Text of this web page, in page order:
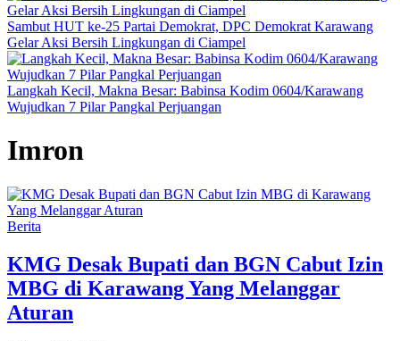
Sambut HUT ke-25 Partai Demokrat, DPC Demokrat Karawang
Gelar Aksi Bersih Lingkungan di Ciampel
Langkah Kecil, Makna Besar: Babinsa Kodim 0604/Karawang
Wujudkan 7 Pilar Pangkal Perjuangan
Imron
Berita
KMG Desak Bupati dan BGN Cabut Izin
MBG di Karawang Yang Melanggar
Aturan